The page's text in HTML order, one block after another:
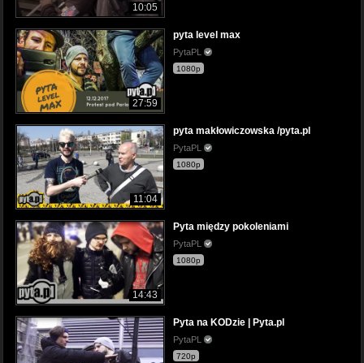
10:05
27:59
pyta level max
PytaPL
1080p
11:04
pyta makłowiczowska /pyta.pl
PytaPL
1080p
14:43
Pyta między pokoleniami
PytaPL
1080p
Pyta na KODzie | Pyta.pl
PytaPL
720p